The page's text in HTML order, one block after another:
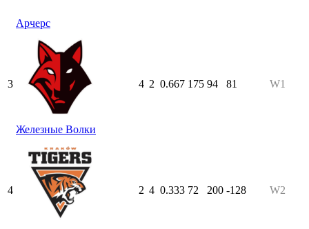
Арчерс
3
Железные Волки
4 2 0.667 175 94 81 W1
4 2 4 0.333 72 200 -128 W2